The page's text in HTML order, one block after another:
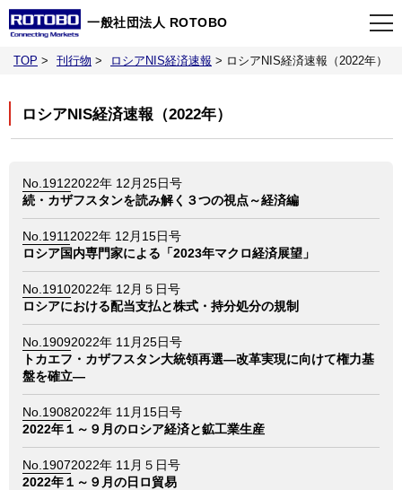
一般社団法人 ROTOBO
当会について
イベント
事業案内
刊行物
情報館
TOP > 刊行物 > ロシアNIS経済速報 > ロシアNIS経済速報（2022年）
ロシアNIS経済速報（2022年）
No.19122022年 12月25日号
続・カザフスタンを読み解く３つの視点～経済編
No.1911 2022年 12月15日号
ロシア国内専門家による「2023年マクロ経済展望」
No.19102022年 12月５日号
ロシアにおける配当支払と株式・持分処分の規制
No.19092022年 11月25日号
トカエフ・カザフスタン大統領再選―改革実現に向けて権力基
盤を確立―
No.19082022年 11月15日号
2022年１～９月のロシア経済と鉱工業生産
No.19072022年 11月５日号
2022年１～９月の日ロ貿易